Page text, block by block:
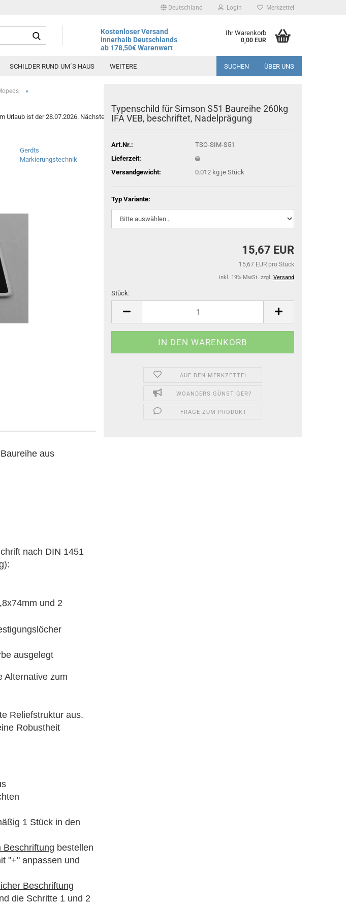
Deutschland Login Merkzettel
Kostenloser Versand
innerhalb Deutschlands
ab 178,50€ Warenwert
Ihr Warenkorb
0,00 EUR
SCHILDER RUND UM´S HAUS SUCHEN ÜBER UNS
WEITERE
»
ist der 28.07.2026. Nächster Versandtag ist der 06.08.2026, regulärer Betrieb wieder ab dem
Gerdts
Markierungstechnik
Typenschild für Simson S51 Baureihe 260kg
IFA VEB, beschriftet, Nadelprägung
Art.Nr.:
TSO-SIM-S51
Lieferzeit:
Versandgewicht:
0.012 kg je Stück
Typ Variante:
15,67 EUR
15,67 EUR pro Stück
inkl. 19% MwSt. zzgl. Versand
Stück:
Stück
AUF DEN MERKZETTEL
WOANDERS GÜNSTIGER?
FRAGE ZUM PRODUKT
aus
nach DIN 1451
und 2
ausgelegt
Alternative zum
Reliefstruktur aus.
Robustheit
1 Stück in den
Beschriftung bestellen
"+" anpassen und
Beschriftung
die Schritte 1 und 2